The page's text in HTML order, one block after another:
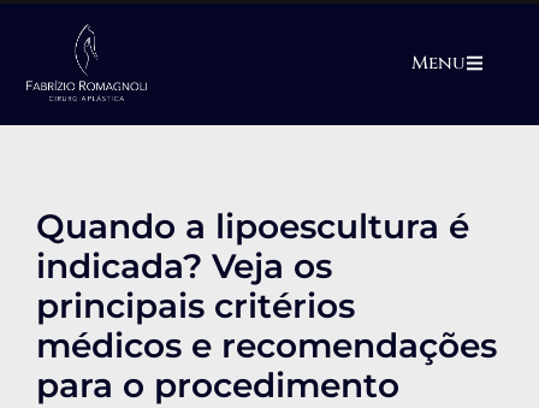
Menu
Quando a lipoescultura é
indicada? Veja os
principais critérios
médicos e recomendações
para o procedimento